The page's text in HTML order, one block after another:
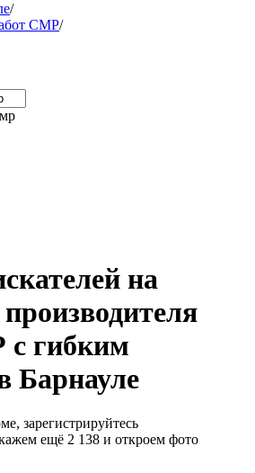
/
СМР/
на
гибким
Барнауле
зарегистрируйтесь
ещё 2 138 и откроем фото